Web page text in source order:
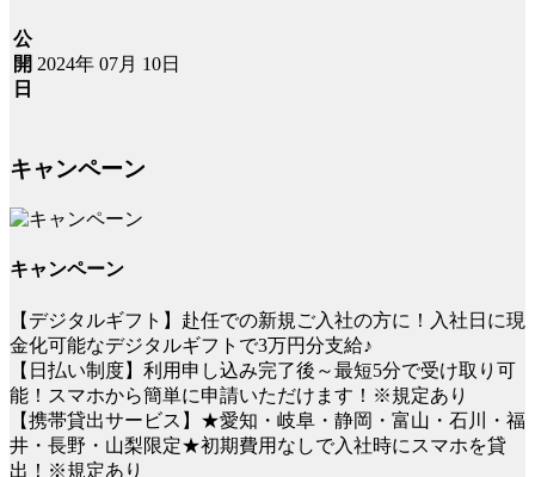
公
開
日
2024年 07月 10日
キャンペーン
キャンペーン
【デジタルギフト】赴任での新規ご入社の方に！入社日に現
金化可能なデジタルギフトで3万円分支給♪
【日払い制度】利用申し込み完了後～最短5分で受け取り可
能！スマホから簡単に申請いただけます！※規定あり
【携帯貸出サービス】★愛知・岐阜・静岡・富山・石川・福
井・長野・山梨限定★初期費用なしで入社時にスマホを貸
出！※規定あり